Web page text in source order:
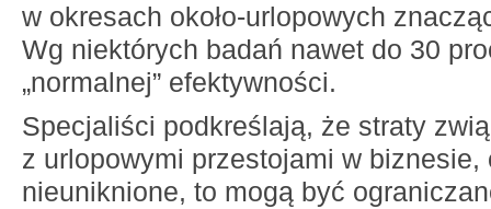
w okresach około-urlopowych
Wg niektórych badań nawet do 30
„normalnej” efektywności.
Specjaliści podkreślają, że straty
z urlopowymi przestojami w biznesie,
nieuniknione, to mogą być